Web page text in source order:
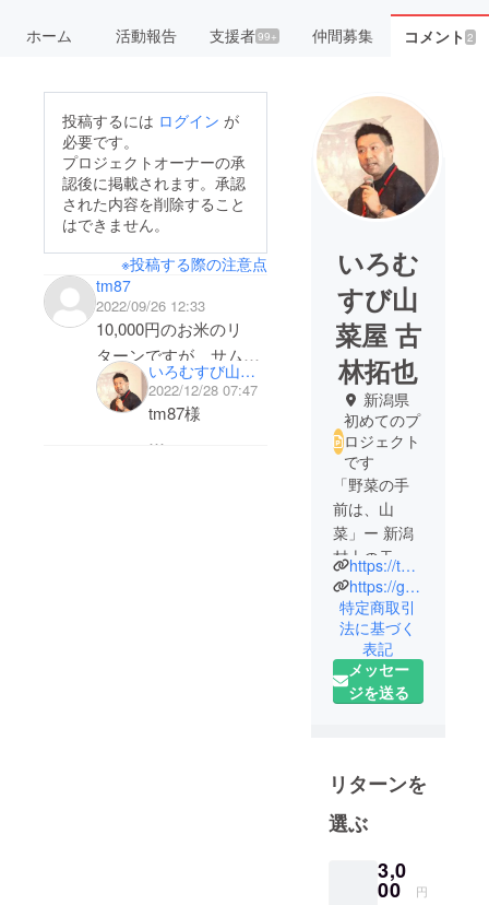
ホーム 活動報告 支援者99+ 仲間募集 コメント 2
投稿するには ログイン が
必要です。
プロジェクトオーナーの承
認後に掲載されます。承認
された内容を削除すること
はできません。
※投稿する際の注意点
tm87
2022/09/26 12:33
10,000円のお米のリ
ターンですが、サムネ
イルと表題は5kg、本
番は5kg×2袋となって
いろむすび山菜屋 古林拓也
2022/12/28 07:47
tm87様
いろむ
すび山
菜屋 古
林拓也
新潟県
初めてのプ
ロジェクト
です
「野菜の手
前は、山
菜」ー 新潟
村上の天然
山菜を、か
かさ（お母
ちゃん）が
丁寧な手仕
事で灰汁抜
きをして佃
中へ届ける
地域商社で
す。
https://twitter.com/f_taku1008
https://guesthouse.iromusubi.biz
特定商取引
法に基づく
表記
メッセー
ジを送る
リターンを
選ぶ
3,0
00 円